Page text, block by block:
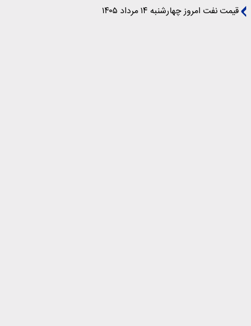
قیمت نفت امروز چهارشنبه ۱۴ مرداد ۱۴۰۵